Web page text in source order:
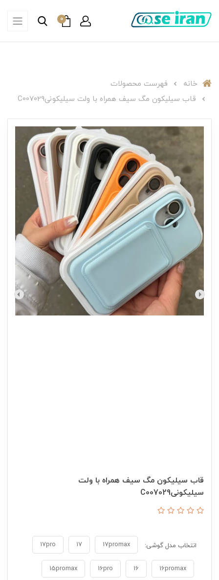
0
خانه
فهرست محصولات
قاب سیلیکون مگ سیف همراه با ولت سیلیکونیC007029
قاب سیلیکون مگ سیف همراه با ولت
سیلیکونیC007029
انتخاب مدل گوشی: 17promax
17
17pro
16promax
16
16pro
15promax